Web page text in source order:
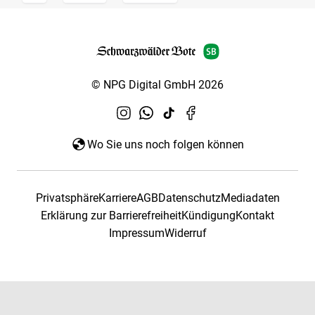
© NPG Digital GmbH 2026
Wo Sie uns noch folgen können
PrivatsphäreKarriereAGBDatenschutzMediadaten
Erklärung zur BarrierefreiheitKündigungKontakt
ImpressumWiderruf